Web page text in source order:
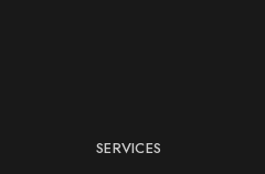
SERVICES